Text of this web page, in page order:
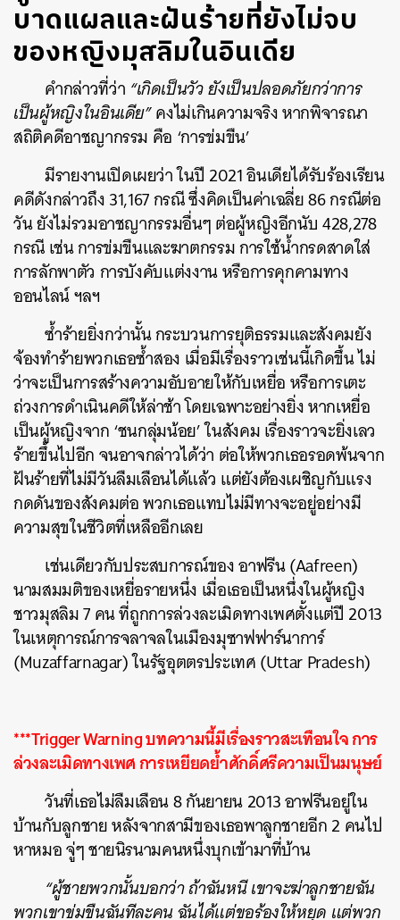
บาดแผลและฝันร้ายที่ยังไม่จบ
ของหญิงมุสลิมในอินเดีย
คำกล่าวที่ว่า “เกิดเป็นวัว ยังเป็นปลอดภัยกว่าการ
เป็นผู้หญิงในอินเดีย”คงไม่เกินความจริง หากพิจารณา
สถิติคดีอาชญากรรม คือ ‘การข่มขืน’
มีรายงานเปิดเผยว่า ในปี 2021 อินเดียได้รับร้องเรียน
คดีดังกล่าวถึง 31,167 กรณี ซึ่งคิดเป็นค่าเฉลี่ย 86 กรณีต่อ
วัน ยังไม่รวมอาชญากรรมอื่นๆ ต่อผู้หญิงอีกนับ 428,278
กรณี เช่น การข่มขืนและฆาตกรรม การใช้น้ำกรดสาดใส่
การลักพาตัว การบังคับแต่งงาน หรือการคุกคามทาง
ออนไลน์ ฯลฯ
ซ้ำร้ายยิ่งกว่านั้น กระบวนการยุติธรรมและสังคมยัง
จ้องทำร้ายพวกเธอซ้ำสอง เมื่อมีเรื่องราวเช่นนี้เกิดขึ้น ไม่
ว่าจะเป็นการสร้างความอับอายให้กับเหยื่อ หรือการเตะ
ถ่วงการดำเนินคดีให้ล่าช้า โดยเฉพาะอย่างยิ่ง หากเหยื่อ
เป็นผู้หญิงจาก ‘ชนกลุ่มน้อย’ ในสังคม เรื่องราวจะยิ่งเลว
ร้ายขึ้นไปอีก จนอาจกล่าวได้ว่า ต่อให้พวกเธอรอดพ้นจาก
ฝันร้ายที่ไม่มีวันลืมเลือนได้แล้ว แต่ยังต้องเผชิญกับแรง
กดดันของสังคมต่อ พวกเธอแทบไม่มีทางจะอยู่อย่างมี
ความสุขในชีวิตที่เหลืออีกเลย
เช่นเดียวกับประสบการณ์ของ อาฟรีน (Aafreen)
นามสมมติของเหยื่อรายหนึ่ง เมื่อเธอเป็นหนึ่งในผู้หญิง
ชาวมุสลิม 7 คน ที่ถูกการล่วงละเมิดทางเพศตั้งแต่ปี 2013
ในเหตุการณ์การจลาจลในเมืองมุซาฟฟาร์นาการ์
(Muzaffarnagar) ในรัฐอุตตรประเทศ (Uttar Pradesh)
***Trigger Warning บทความนี้มีเรื่องราวสะเทือนใจ การ
ล่วงละเมิดทางเพศ การเหยียดย้ำศักดิ์ศรีความเป็นมนุษย์
วันที่เธอไม่ลืมเลือน 8 กันยายน 2013 อาฟรีนอยู่ใน
บ้านกับลูกชาย หลังจากสามีของเธอพาลูกชายอีก 2 คนไป
หาหมอ จู่ๆ ชายนิรนามคนหนึ่งบุกเข้ามาที่บ้าน
“ผู้ชายพวกนั้นบอกว่า ถ้าฉันหนี เขาจะฆ่าลูกชายฉัน
พวกเขาข่มขืนฉันทีละคน ฉันได้แต่ขอร้องให้หยุด แต่พวก